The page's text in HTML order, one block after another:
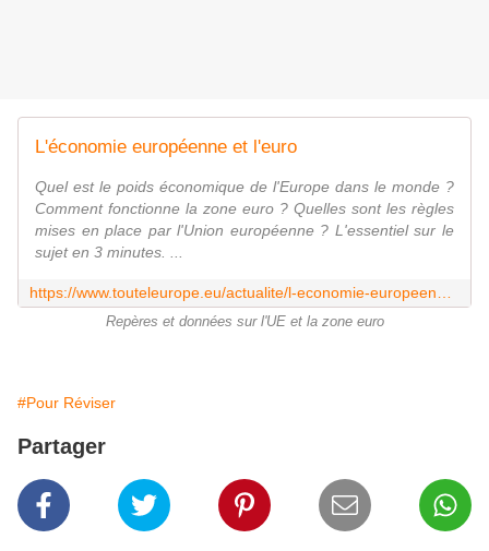
L'économie européenne et l'euro
Quel est le poids économique de l'Europe dans le monde ?
Comment fonctionne la zone euro ? Quelles sont les règles
mises en place par l'Union européenne ? L'essentiel sur le
sujet en 3 minutes. ...
Repères et données sur l'UE et la zone euro
#Pour Réviser
Partager